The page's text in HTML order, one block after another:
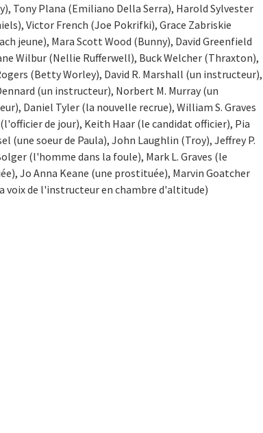
Tony Plana (Emiliano Della Serra), Harold Sylvester
Victor French (Joe Pokrifki), Grace Zabriskie
jeune), Mara Scott Wood (Bunny), David Greenfield
Wilbur (Nellie Rufferwell), Buck Welcher (Thraxton),
(Betty Worley), David R. Marshall (un instructeur),
(un instructeur), Norbert M. Murray (un
Daniel Tyler (la nouvelle recrue), William S. Graves
de jour), Keith Haar (le candidat officier), Pia
(une soeur de Paula), John Laughlin (Troy), Jeffrey P.
(l'homme dans la foule), Mark L. Graves (le
Jo Anna Keane (une prostituée), Marvin Goatcher
voix de l'instructeur en chambre d'altitude)